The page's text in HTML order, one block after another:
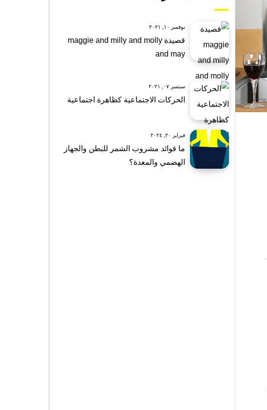
نوفمبر ١٠, ٢٠٢١
قصيدة maggie and milly and molly
and may
سبتمبر ٠٧, ٢٠٢١
الحركات الاجتماعية كظاهرة اجتماعية
فبراير ٢٠, ٢٠٢٤
ما فوائد مشروب الشمر للبطن والجهاز
الهضمي والمعدة؟